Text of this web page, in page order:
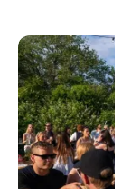
Events i